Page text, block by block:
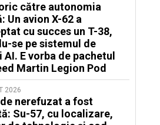
către autonomia
Un avion X-62 a
cu succes un T-38,
se pe sistemul de
E vorba de pachetul
Martin Legion Pod
2026
nerefuzat a fost
Su-57, cu localizare,